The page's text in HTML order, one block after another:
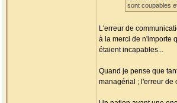
sont coupables
L'erreur de
à la merci de n'importe
étaient incapables...
Quand je pense que
managérial ; l'erreur de